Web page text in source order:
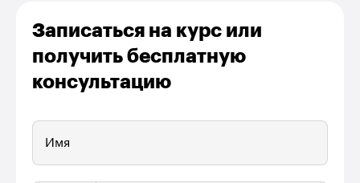
Записаться на курс или
получить бесплатную
консультацию
Имя